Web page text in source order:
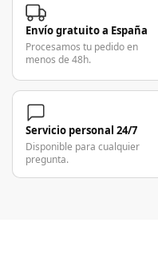
Envío gratuito a España
Procesamos tu pedido en
menos de 48h.
Servicio personal 24/7
Disponible para cualquier
pregunta.